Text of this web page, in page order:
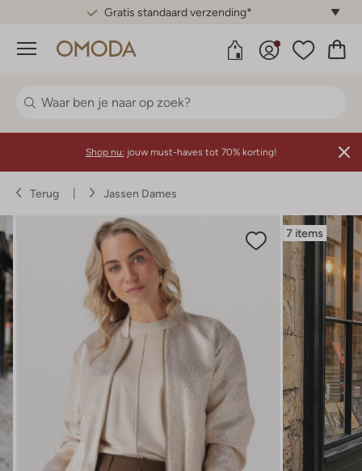
Gratis standaard verzending*
Menu
Shop nu: jouw must-haves tot 70% korting!
Terug Jassen Dames
7 items